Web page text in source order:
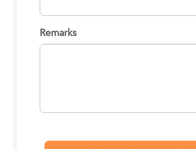
Remarks